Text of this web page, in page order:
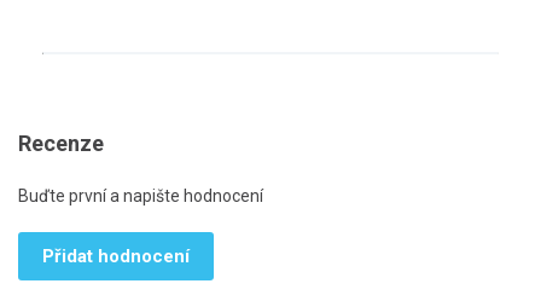
Recenze
Buďte první a napište hodnocení
Přidat hodnocení